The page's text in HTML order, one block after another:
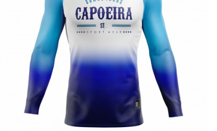
MASCULINO
MOLETONS
INFANTIL
OFERTAS